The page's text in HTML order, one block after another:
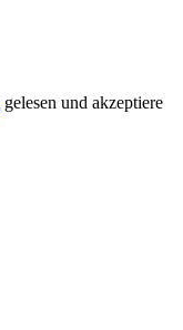
gelesen und akzeptiere